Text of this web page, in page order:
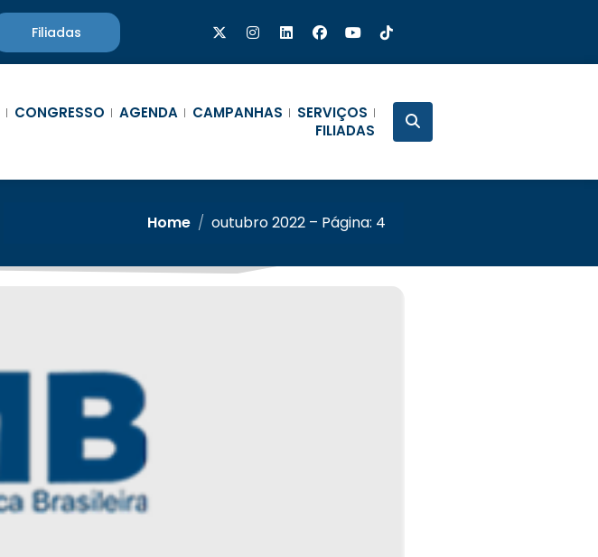
Filiadas
CONGRESSO AGENDA CAMPANHAS
SERVIÇOS
FILIADAS
Home / outubro 2022 – Página: 4